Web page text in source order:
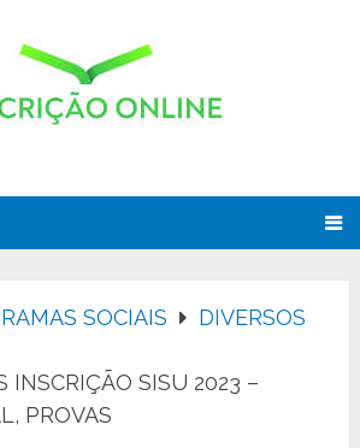
SOCIAIS DIVERSOS
INSCRIÇÃO SISU 2023 –
PROVAS